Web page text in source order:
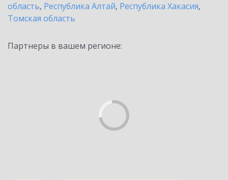
область, Республика Алтай, Республика Хакасия,
Томская область
Партнеры в вашем регионе: